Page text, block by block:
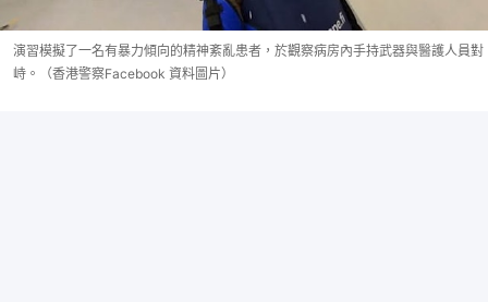
演習模擬了一名有暴力傾向的精神紊亂患者，於觀察病房內手持武器與醫護人員對
峙。（香港警察Facebook 資料圖片）